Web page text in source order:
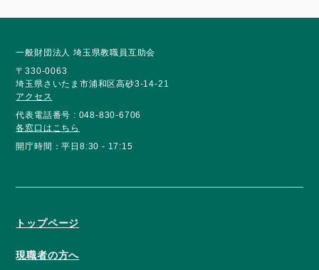
一般財団法人 埼玉県教職員互助会
〒330-0063
埼玉県さいたま市浦和区高砂3-14-21
アクセス
代表電話番号 : 048-830-6706
各窓口はこちら
開庁時間：平日8:30 - 17:15
トップページ
現職者の方へ